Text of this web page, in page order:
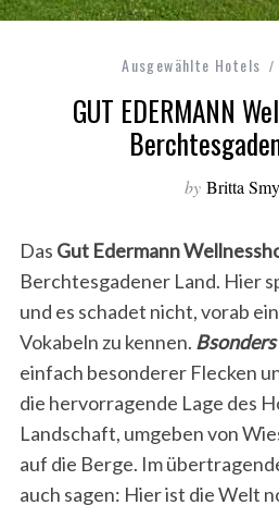
Ausgewählte Hotels
GUT EDERMANN
by Britta
Das Gut Edermann
Berchtesgadener Land. Hier
und es schadet nicht, vorab
Vokabeln zu kennen.
einfach besonderer Flecken
die hervorragende Lage des
Landschaft, umgeben von
auf die Berge. Im
auch sagen: Hier ist die Welt